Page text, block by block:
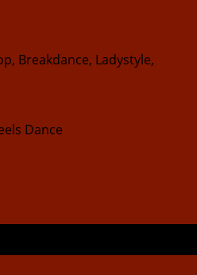
Breakdance, Ladystyle,
Dance